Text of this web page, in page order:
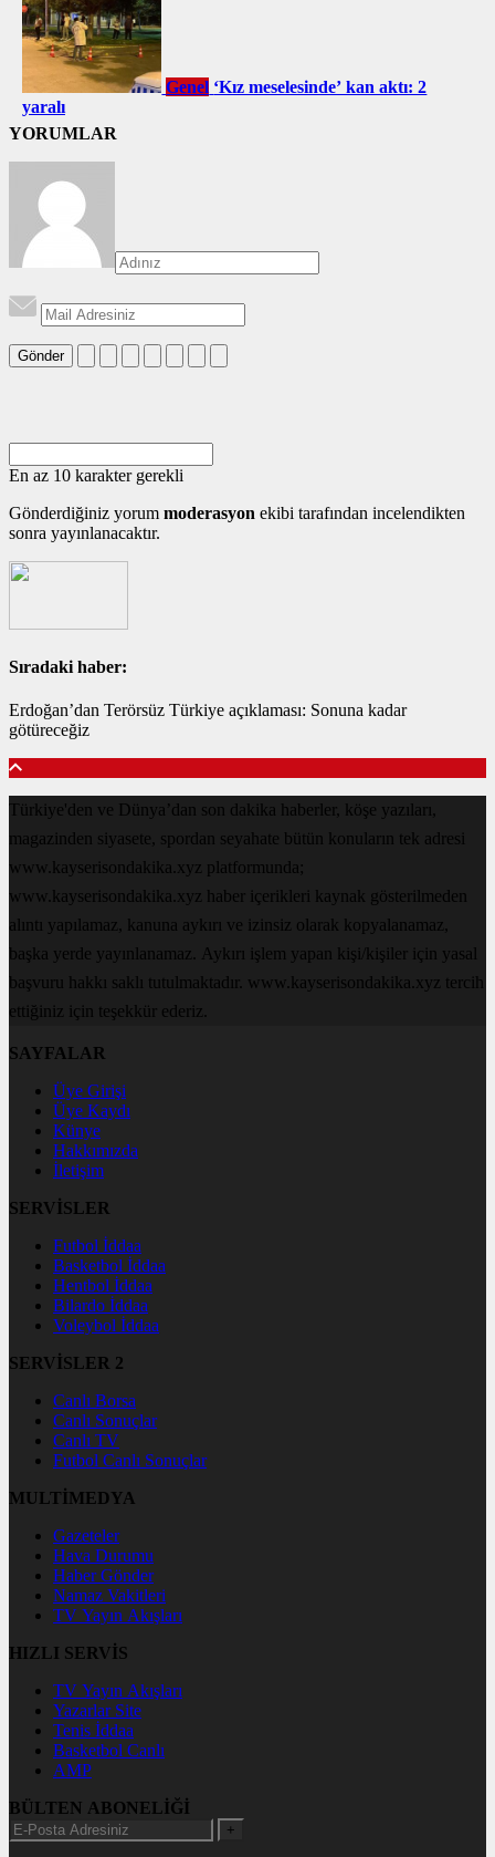
Genel ‘Kız meselesinde’ kan aktı: 2
yaralı
YORUMLAR
Gönder
En az 10 karakter gerekli
Gönderdiğiniz yorum moderasyon ekibi tarafından incelendikten
sonra yayınlanacaktır.
Sıradaki haber:
Erdoğan’dan Terörsüz Türkiye açıklaması: Sonuna kadar
götüreceğiz
Türkiye'den ve Dünya’dan son dakika haberler, köşe yazıları,
magazinden siyasete, spordan seyahate bütün konuların tek adresi
www.kayserisondakika.xyz platformunda;
www.kayserisondakika.xyz haber içerikleri kaynak gösterilmeden
alıntı yapılamaz, kanuna aykırı ve izinsiz olarak kopyalanamaz,
başka yerde yayınlanamaz. Aykırı işlem yapan kişi/kişiler için yasal
başvuru hakkı saklı tutulmaktadır. www.kayserisondakika.xyz tercih
ettiğiniz için teşekkür ederiz.
SAYFALAR
Üye Girişi
Üye Kaydı
Künye
Hakkımızda
İletişim
SERVİSLER
Futbol İddaa
Basketbol İddaa
Hentbol İddaa
Bilardo İddaa
Voleybol İddaa
SERVİSLER 2
Canlı Borsa
Canlı Sonuçlar
Canlı TV
Futbol Canlı Sonuçlar
MULTİMEDYA
Gazeteler
Hava Durumu
Haber Gönder
Namaz Vakitleri
TV Yayın Akışları
HIZLI SERVİS
TV Yayın Akışları
Yazarlar Site
Tenis İddaa
Basketbol Canlı
AMP
BÜLTEN ABONELİĞİ
+